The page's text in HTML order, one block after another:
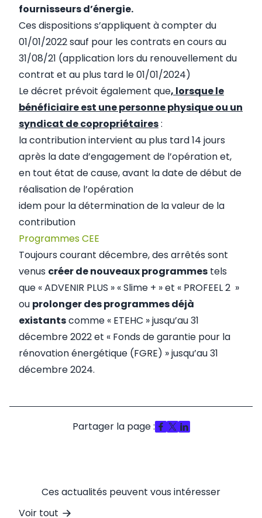
fournisseurs d’énergie.
Ces dispositions s’appliquent à compter du
01/01/2022 sauf pour les contrats en cours au
31/08/21 (application lors du renouvellement du
contrat et au plus tard le 01/01/2024)
Le décret prévoit également que, lorsque le
bénéficiaire est une personne physique ou un
syndicat de copropriétaires:
la contribution intervient au plus tard 14 jours
après la date d’engagement de l’opération et,
en tout état de cause, avant la date de début de
réalisation de l’opération
idem pour la détermination de la valeur de la
contribution
Programmes CEE
Toujours courant décembre, des arrêtés sont
venus créer de nouveaux programmes tels
que « ADVENIR PLUS » «Slime + » et « PROFEEL 2 »
ou prolonger des programmes déjà
existantscomme « ETEHC »jusqu’au 31
décembre 2022 et « Fonds de garantie pour la
rénovation énergétique (FGRE) »jusqu’au 31
décembre 2024.
Partager la page :
Ces actualités peuvent vous intéresser
Voir tout